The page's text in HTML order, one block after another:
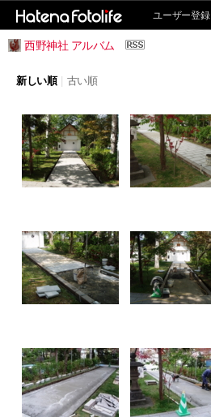
ユーザー登録
西野神社 アルバム
新しい順 | 古い順